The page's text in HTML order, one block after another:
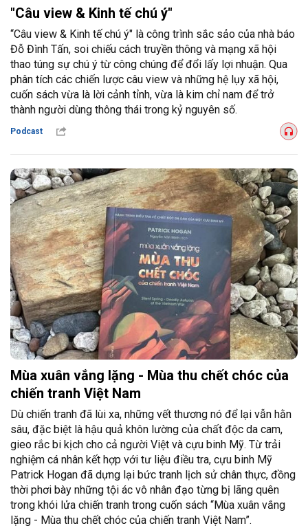
"Câu view & Kinh tế chú ý"
“Câu view & Kinh tế chú ý" là công trình sắc sảo của nhà báo
Đỗ Đình Tấn, soi chiếu cách truyền thông và mạng xã hội
thao túng sự chú ý từ công chúng để đổi lấy lợi nhuận. Qua
phân tích các chiến lược câu view và những hệ lụy xã hội,
cuốn sách vừa là lời cảnh tỉnh, vừa là kim chỉ nam để trở
thành người dùng thông thái trong kỷ nguyên số.
Podcast
Mùa xuân vắng lặng - Mùa thu chết chóc của
chiến tranh Việt Nam
Dù chiến tranh đã lùi xa, những vết thương nó để lại vẫn hằn
sâu, đặc biệt là hậu quả khôn lường của chất độc da cam,
gieo rắc bi kịch cho cả người Việt và cựu binh Mỹ. Từ trải
nghiệm cá nhân kết hợp với tư liệu điều tra, cựu binh Mỹ
Patrick Hogan đã dựng lại bức tranh lịch sử chân thực, đồng
thời phơi bày những tội ác vô nhân đạo từng bị lãng quên
trong khói lửa chiến tranh trong cuốn sách “Mùa xuân vắng
lặng - Mùa thu chết chóc của chiến tranh Việt Nam”.